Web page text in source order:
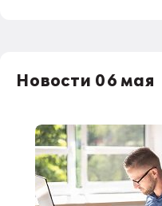
Новости 06 мая